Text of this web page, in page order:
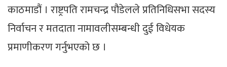
काठमाडौं । राष्ट्रपति रामचन्द्र पौडेलले प्रतिनिधिसभा सदस्य
निर्वाचन र मतदाता नामावलीसम्बन्धी दुई विधेयक
प्रमाणीकरण गर्नुभएको छ ।